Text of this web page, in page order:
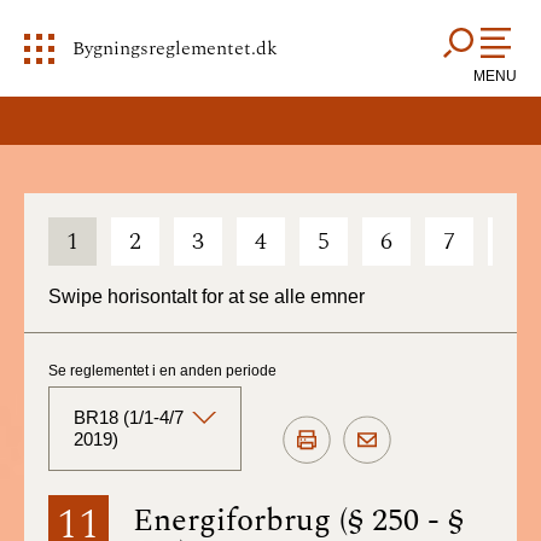
Bygningsreglementet.dk
MENU
1 2 3 4 5 6 7
Swipe horisontalt for at se alle emner
11 Energiforbrug (§ 250 - §
Se reglementet i en anden periode
BR18 (1/1-4/7
2019)
BR18 (Aktuelt)